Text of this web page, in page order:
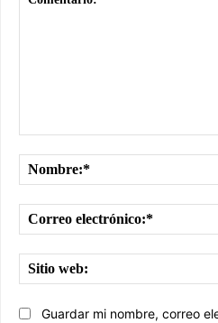
Guardar mi nombre, correo